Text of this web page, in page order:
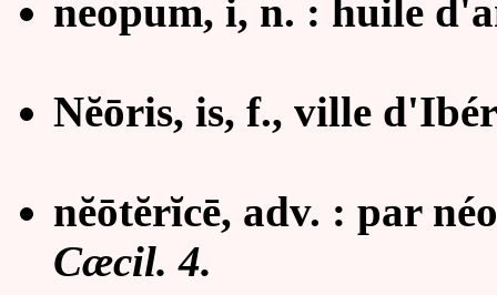
neopum, i, n. : huile
Nĕōris, is, f., ville
nĕōtĕrĭcē, adv. : par
Cæcil. 4.